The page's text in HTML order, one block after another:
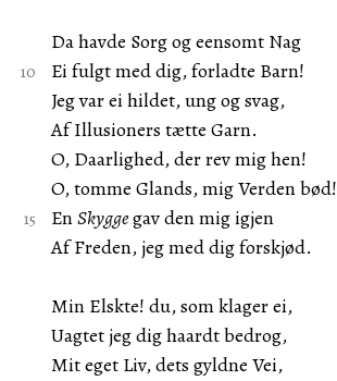
Da havde Sorg og eensomt Nag
Ei fulgt med dig, forladte Barn!
Jeg var ei hildet, ung og svag,
Af Illusioners tætte Garn.
O, Daarlighed, der rev mig hen!
O, tomme Glands, mig Verden bød!
EnSkyggegav den mig igjen
Af Freden, jeg med dig forskjød.
Min Elskte! du, som klager ei,
Uagtet jeg dig haardt bedrog,
Mit eget Liv, dets gyldne Vei,